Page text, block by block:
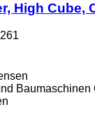
High Cube,
Baumaschinen